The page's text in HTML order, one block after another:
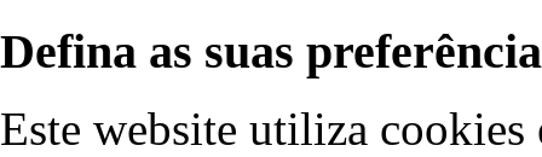
Defina as suas
Este website utiliza cookies